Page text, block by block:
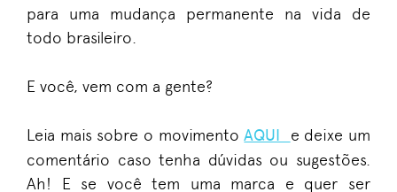
para uma mudança permanente na vida de
todo brasileiro.
E você, vem com a gente?
Leia mais sobre o movimentoAQUI e deixe um
comentário caso tenha dúvidas ou sugestões.
Ah! E se você tem uma marca e quer ser
MODA &
ESTILO